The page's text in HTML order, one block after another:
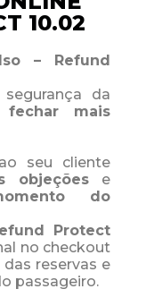
10.02
– Refund
da
mais
seu cliente
objeçõese
do
Protect
no checkout
reservas e
passageiro.